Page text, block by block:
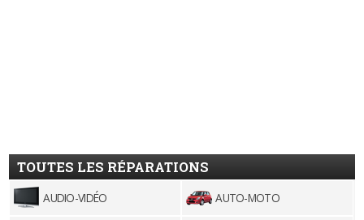
TOUTES LES RÉPARATIONS
AUDIO-VIDÉO AUTO-MOTO